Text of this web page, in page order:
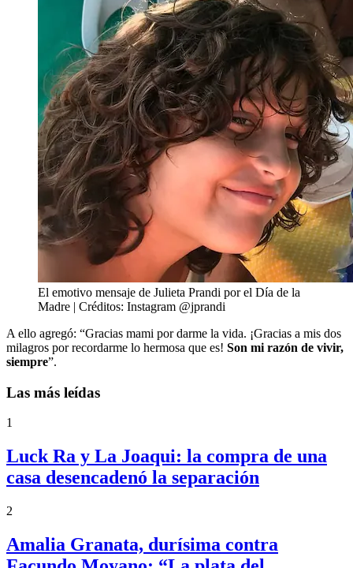
El emotivo mensaje de Julieta Prandi por el Día de la
Madre | Créditos: Instagram @jprandi
A ello agregó: “Gracias mami por darme la vida. ¡Gracias a mis dos
milagros por recordarme lo hermosa que es! Son mi razón de vivir,
siempre”.
Las más leídas
1
Luck Ra y La Joaqui: la compra de una
casa desencadenó la separación
2
Amalia Granata, durísima contra